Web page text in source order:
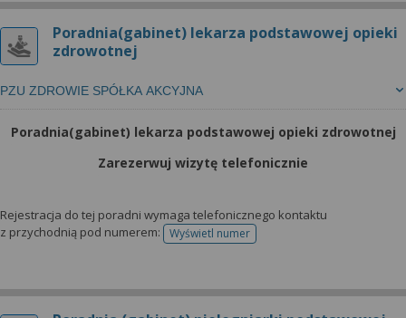
Poradnia(gabinet) lekarza podstawowej opieki
zdrowotnej
PZU ZDROWIE SPÓŁKA AKCYJNA
Poradnia(gabinet) lekarza podstawowej opieki zdrowotnej
Zarezerwuj wizytę telefonicznie
Rejestracja do tej poradni wymaga telefonicznego kontaktu
z przychodnią pod numerem:
Wyświetl numertelefonu do rejestracji